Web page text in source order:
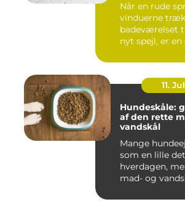
Når en rude
vinduerne
badeværelset
nyt spejl, er
11. Jul
Hundeskåle:
af den rette
vandskål
Mange
som en lille
hverdagen,
mad- og